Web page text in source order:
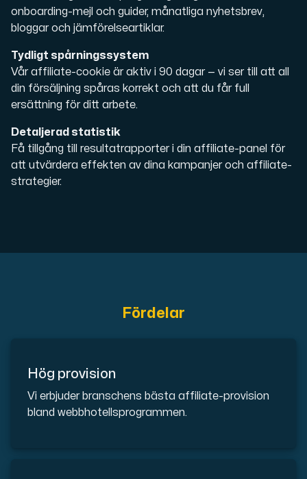
Bare Metal GPU
Cloud VPS
KVM-VPS med Windows och Linux, dubbel nod-replikering.
onboarding-mejl och guider, månatliga nyhetsbrev,
bloggar och jämförelseartiklar.
Tydligt spårningssystem
Vår affiliate-cookie är aktiv i 90 dagar — vi ser till att all
din försäljning spåras korrekt och att du får full
ersättning för ditt arbete.
Detaljerad statistik
Få tillgång till resultatrapporter i din affiliate-panel för
att utvärdera effekten av dina kampanjer och affiliate-
strategier.
Fördelar
Hög provision
Vi erbjuder branschens bästa affiliate-provision
bland webbhotellsprogrammen.